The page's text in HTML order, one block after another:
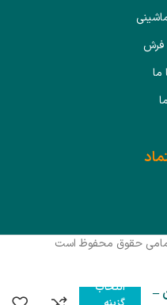
فرش
ما
حقوق محفوظ است
–
انتخاب